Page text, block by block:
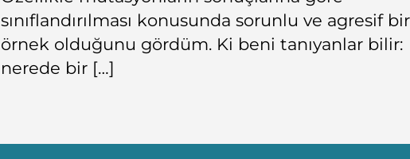
sınıflandırılması konusunda sorunlu ve agresif bir
örnek olduğunu gördüm. Ki beni tanıyanlar bilir:
nerede bir […]